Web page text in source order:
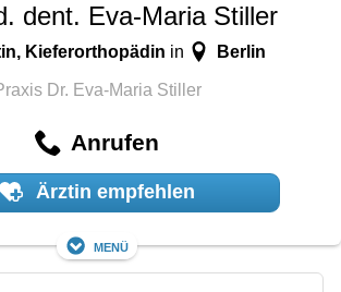
dent. Eva-Maria Stiller
Kieferorthopädin in Berlin
Dr. Eva-Maria Stiller
Anrufen
Ärztin empfehlen
Menü